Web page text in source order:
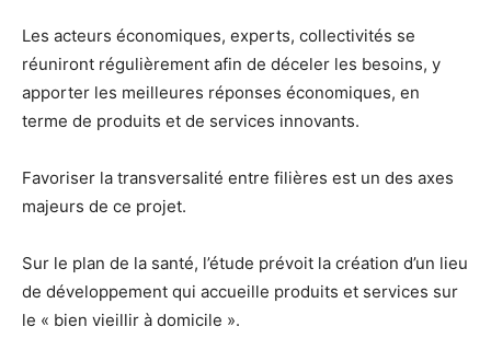
Les acteurs économiques, experts, collectivités se
réuniront régulièrement afin de déceler les besoins, y
apporter les meilleures réponses économiques, en
terme de produits et de services innovants.
Favoriser la transversalité entre filières est un des axes
majeurs de ce projet.
Sur le plan de la santé, l’étude prévoit la création d’un lieu
de développement qui accueille produits et services sur
le « bien vieillir à domicile ».